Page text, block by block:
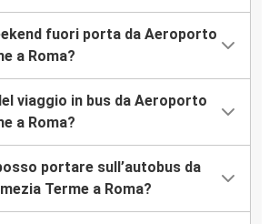
fuori porta da Aeroporto
a Roma?
viaggio in bus da Aeroporto
a Roma?
portare sull’autobus da
Terme a Roma?